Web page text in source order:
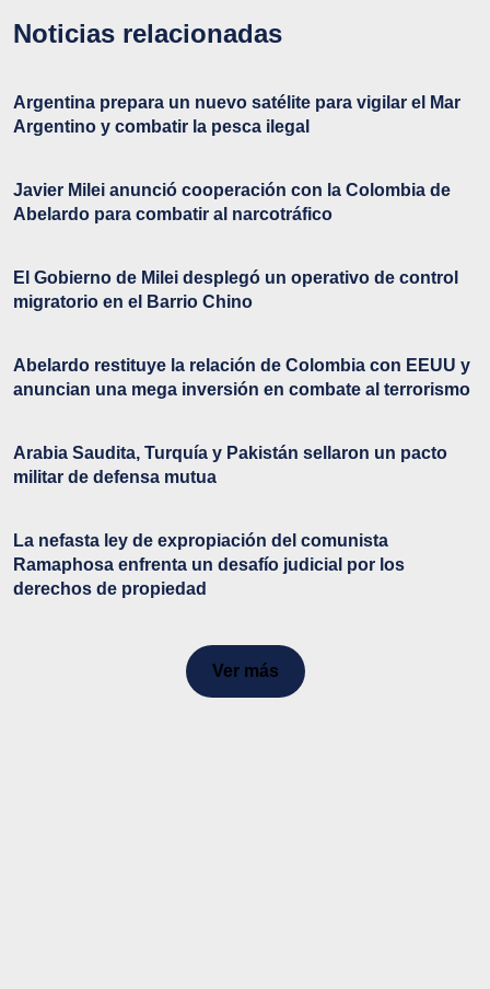
Noticias relacionadas
Argentina prepara un nuevo satélite para vigilar el Mar
Argentino y combatir la pesca ilegal
Javier Milei anunció cooperación con la Colombia de
Abelardo para combatir al narcotráfico
El Gobierno de Milei desplegó un operativo de control
migratorio en el Barrio Chino
Abelardo restituye la relación de Colombia con EEUU y
anuncian una mega inversión en combate al terrorismo
Arabia Saudita, Turquía y Pakistán sellaron un pacto
militar de defensa mutua
La nefasta ley de expropiación del comunista
Ramaphosa enfrenta un desafío judicial por los
derechos de propiedad
Ver más